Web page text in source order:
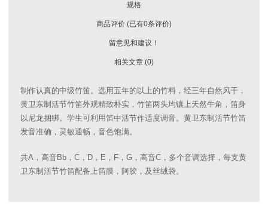
规格
商品评价 (已有0条评价)
留意见和建议！
相关文章 (0)
制作认真的中级竹笛。选用五年的以上的竹料，经三年自然风干，
黄卫东制活节竹笛外观精致朴实，竹笛两头均镶上天然牛角，笛身
以尼龙捆绑。学生可利用笛中活节作适度调音。黄卫东制活节竹笛
发音准确，灵敏通畅，音色饱满。
共A，高音Bb，C，D，E，F，G，高音C，多个音调选择，每支黄
卫东制活节竹笛配备上笛膜，阿胶，及丝绒袋。